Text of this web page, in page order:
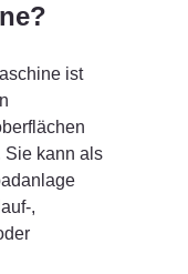
ist
Sie kann als
,